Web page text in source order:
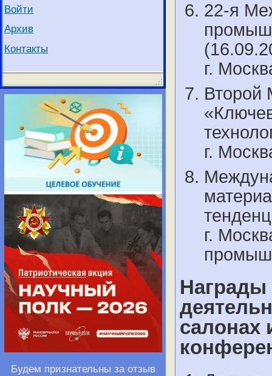
Войти
Архив
Контакты
Будем признательны за отзыв
22-я
г.
Второй
г.
г.
Награды
салонах